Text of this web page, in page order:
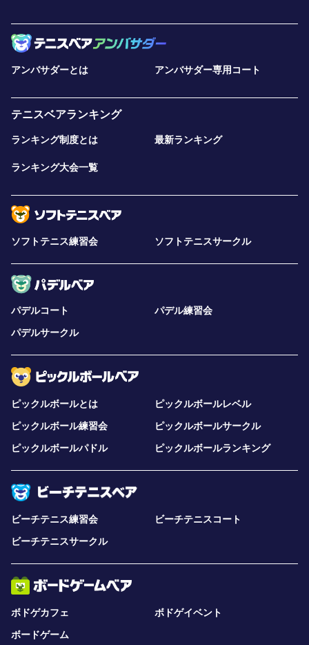
アンバサダーとは アンバサダー専用コート
テニスベアランキング
ランキング制度とは 最新ランキング
ランキング大会一覧
ソフトテニス練習会 ソフトテニスサークル
パデルコート
パデル練習会
パデルサークル
ピックルボールとは
ピックルボールレベル
ピックルボール練習会
ピックルボールサークル
ピックルボールパドル
ピックルボールランキング
ビーチテニス練習会
ビーチテニスコート
ビーチテニスサークル
ボドゲカフェ
ボドゲイベント
ボードゲーム